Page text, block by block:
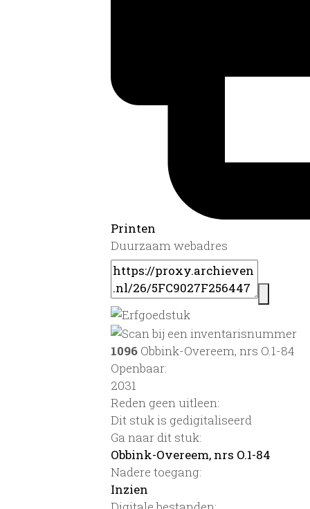
Printen
Duurzaam webadres
1096 Obbink-Overeem, nrs O.1-84
Openbaar:
2031
Reden geen uitleen:
Dit stuk is gedigitaliseerd
Ga naar dit stuk:
Obbink-Overeem, nrs O.1-84
Nadere toegang:
Inzien